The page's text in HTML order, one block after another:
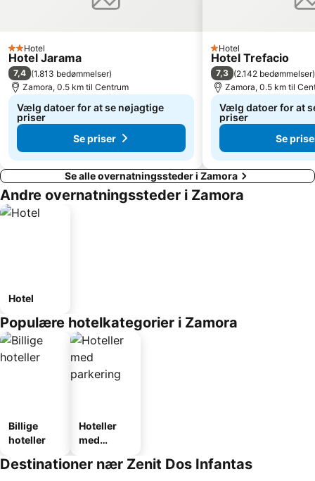
2 Stjerner
Hotel
Hotel Jarama
7,4 (1.813 bedømmelser)
Zamora, 0.5 km til Centrum
Vælg datoer for at se nøjagtige
priser
Se priser
1 Stjerner
Hotel
Hotel Trefacio
7,3 (2.142 bedømmelser)
Zamora, 0.5 km til
Vælg datoer for at
priser
Se
Se alle overnatningssteder i Zamora
Andre overnatningssteder i Zamora
Hotel
Populære hotelkategorier i Zamora
Billige
hoteller
Hoteller
med
Destinationer nær Zenit Dos Infantas